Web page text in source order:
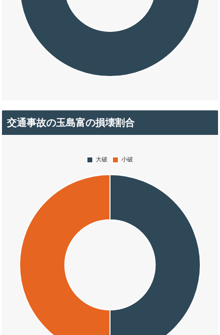
交通事故の玉島富の損壊割合